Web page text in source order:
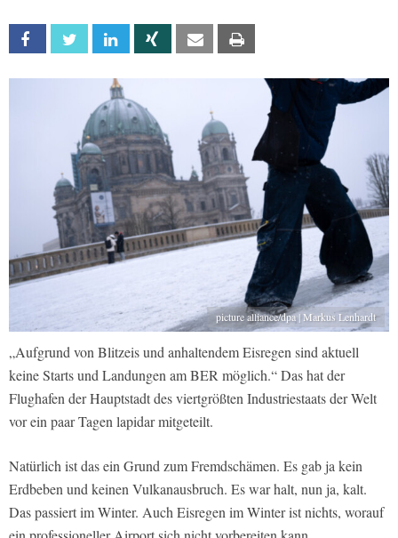
Facebook Twitter Linkedin Xing Email
picture alliance/dpa | Markus Lenhardt
„Aufgrund von Blitzeis und anhaltendem Eisregen sind aktuell
keine Starts und Landungen am BER möglich.“ Das hat der
Flughafen der Hauptstadt des viertgrößten Industriestaats der Welt
vor ein paar Tagen lapidar mitgeteilt.
Natürlich ist das ein Grund zum Fremdschämen. Es gab ja kein
Erdbeben und keinen Vulkanausbruch. Es war halt, nun ja, kalt.
Das passiert im Winter. Auch Eisregen im Winter ist nichts, worauf